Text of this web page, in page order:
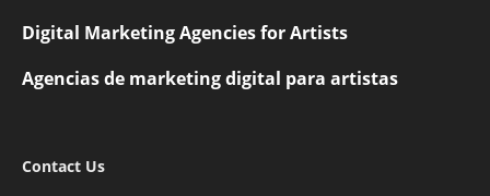
Digital Marketing Agencies for Artists
Agencias de marketing digital para artistas
Contact Us